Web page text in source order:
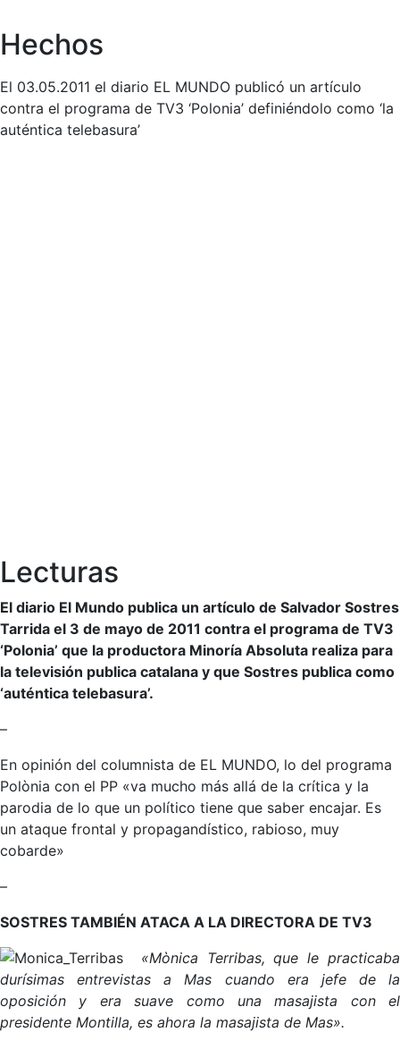
Hechos
El 03.05.2011 el diario EL MUNDO publicó un artículo
contra el programa de TV3 ‘Polonia’ definiéndolo como ‘la
auténtica telebasura’
Lecturas
El diario El Mundo publica un artículo de Salvador Sostres
Tarrida el 3 de mayo de 2011 contra el programa de TV3
‘Polonia’ que la productora Minoría Absoluta realiza para
la televisión publica catalana y que Sostres publica como
‘auténtica telebasura’.
–
En opinión del columnista de EL MUNDO, lo del programa
Polònia con el PP «va mucho más allá de la crítica y la
parodia de lo que un político tiene que saber encajar. Es
un ataque frontal y propagandístico, rabioso, muy
cobarde»
–
SOSTRES TAMBIÉN ATACA A LA DIRECTORA DE TV3
«Mònica Terribas, que le practicaba
durísimas entrevistas a Mas cuando era jefe de la
oposición y era suave como una masajista con el
presidente Montilla, es ahora la masajista de Mas».